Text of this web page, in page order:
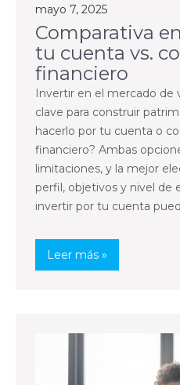
mayo 7, 2025
Comparativa
tu cuenta vs.
financiero
Invertir en el mercado de
clave para construir
hacerlo por tu cuenta o
financiero? Ambas
limitaciones, y la mejor
perfil, objetivos y nivel de
invertir por tu cuenta
Leer más »